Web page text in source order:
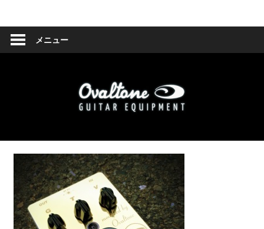
ン
Ovaltone
-
handmade
effect
メニュー